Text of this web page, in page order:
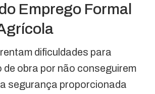
Emprego Formal
dificuldades para
obra por não conseguirem
segurança proporcionada